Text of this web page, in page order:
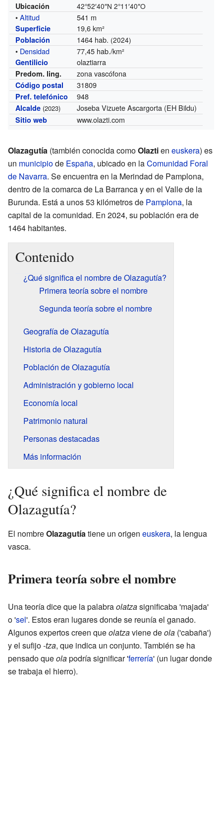
Ubicación 42°52′40″N 2°11′40″O
•Altitud 541 m
Superficie 19,6 km²
Población 1464 hab. (2024)
• Densidad 77,45 hab./km²
Gentilicio olaztiarra
Predom. ling. zona vascófona
Código postal 31809
Pref. telefónico 948
Alcalde (2023) Joseba Vizuete Ascargorta (EH Bildu)
Sitio web www.olazti.com
Olazagutía (también conocida comoOlaztien euskera) es
un municipiode España, ubicado en laComunidad Foral
de Navarra. Se encuentra en la Merindad de Pamplona,
dentro de la comarca de La Barranca y en el Valle de la
Burunda. Está a unos 53 kilómetros de Pamplona, la
capital de la comunidad. En 2024, su población era de
1464 habitantes.
Contenido
¿Qué significa el nombre de Olazagutía?
Primera teoría sobre el nombre
Segunda teoría sobre el nombre
Geografía de Olazagutía
Historia de Olazagutía
Población de Olazagutía
Administración y gobierno local
Economía local
Patrimonio natural
Personas destacadas
Más información
¿Qué significa el nombre de
Olazagutía?
El nombreOlazagutíatiene un origen euskera, la lengua
vasca.
Primera teoría sobre el nombre
Una teoría dice que la palabraolatzasignificaba 'majada'
o 'sel'. Estos eran lugares donde se reunía el ganado.
Algunos expertos creen queolatzaviene deola ('cabaña')
y el sufijo-tza, que indica un conjunto. También se ha
pensado queolapodría significar 'ferrería' (un lugar donde
se trabaja el hierro).